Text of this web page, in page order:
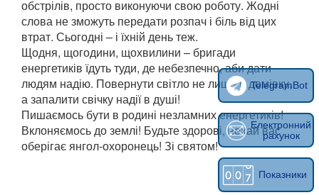
обстрілів, просто виконуючи свою роботу. Жодні
слова не зможуть передати розпач і біль від цих
втрат. Сьогодні – і їхній день теж.
Щодня, щогодини, щохвилини – бригади
енергетиків їдуть туди, де небезпечно, аби дати
людям надію. Повернути світло не лише в домівку,
а запалити свічку надії в душі!
Пишаємось бути в родині незламних енергетиків!
Вклоняємось до землі! Будьте здорові, нехай вас
оберігає янгол-охоронець! Зі святом!
TelegramBot
Електронний
рахунок
Показники